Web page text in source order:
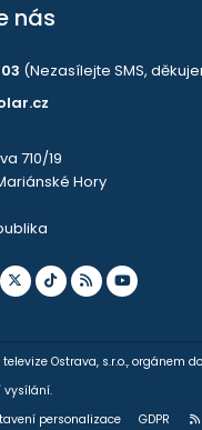
nás
(Nezasílejte SMS,
710/19
Hory
televize Ostrava, s.r.o., orgánem
vysílání.
personalizace
GDPR